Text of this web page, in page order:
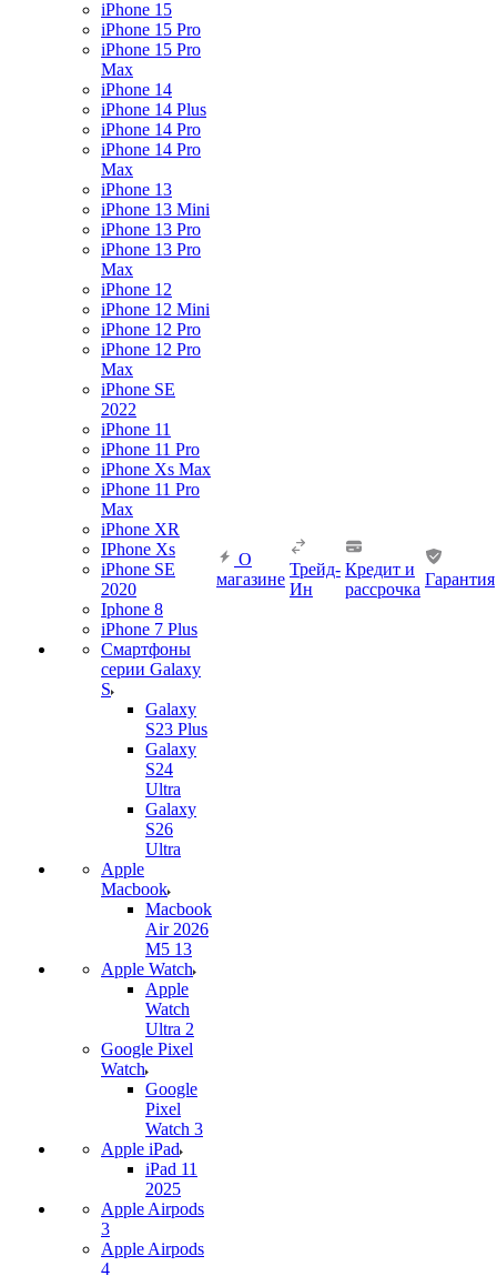
iPhone 15
iPhone 15 Pro
iPhone 15 Pro
Max
iPhone 14
iPhone 14 Plus
iPhone 14 Pro
iPhone 14 Pro
Max
iPhone 13
iPhone 13 Mini
iPhone 13 Pro
iPhone 13 Pro
Max
iPhone 12
iPhone 12 Mini
iPhone 12 Pro
iPhone 12 Pro
Max
iPhone SE
2022
iPhone 11
iPhone 11 Pro
iPhone Xs Max
iPhone 11 Pro
Max
iPhone XR
IPhone Xs
iPhone SE
2020
Iphone 8
iPhone 7 Plus
Смартфоны
серии Galaxy
S
Galaxy
S23 Plus
Galaxy
S24
Ultra
Galaxy
S26
Ultra
Apple
Macbook
Macbook
Air 2026
M5 13
Apple Watch
Apple
Watch
Ultra 2
Google Pixel
Watch
Google
Pixel
Watch 3
Apple iPad
iPad 11
2025
Apple Airpods
3
Apple Airpods
4
О
магазине
Трейд-
Ин
Кредит и
рассрочка
Гарантия